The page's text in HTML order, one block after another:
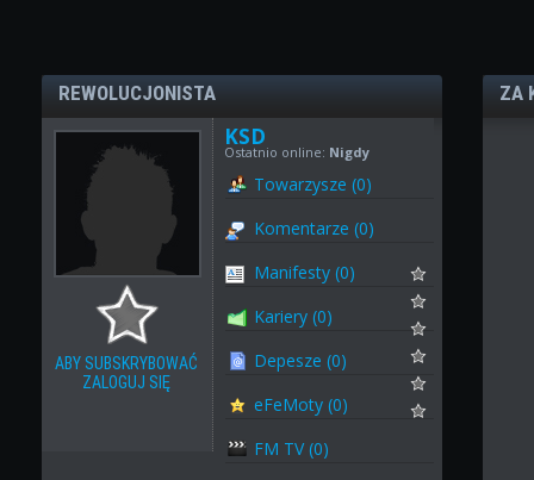
REWOLUCJONISTA
ABY SUBSKRYBOWAĆ
ZALOGUJ SIĘ
KSD
Ostatnio online: Nigdy
Towarzysze (0)
Komentarze (0)
Manifesty (0)
Kariery (0)
Depesze (0)
eFeMoty (0)
FM TV (0)
ZA